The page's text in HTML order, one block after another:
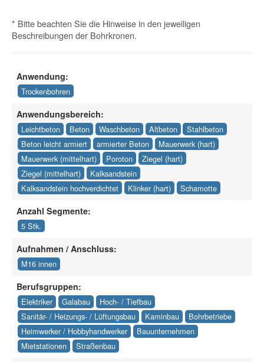
* Bitte beachten Sie die Hinweise in den jeweiligen
Beschreibungen der Bohrkronen.
Anwendung:
Trockenbohren
Anwendungsbereich:
Leichtbeton Beton Waschbeton Altbeton
Stahlbeton
Beton leicht armiert
armierter Beton
Mauerwerk (hart)
Mauerwerk (mittelhart)
Poroton
Ziegel (hart)
Ziegel (mittelhart)
Kalksandstein
Kalksandstein hochverdichtet
Klinker (hart) Schamotte
Anzahl Segmente:
5 Stk.
Aufnahmen / Anschluss:
M16 innen
Berufsgruppen:
Elektriker Galabau
Hoch- / Tiefbau
Sanitär- / Heizungs- / Lüftungsbau
Kaminbau
Bohrbetriebe
Heimwerker / Hobbyhandwerker
Bauunternehmen
Mietstationen
Straßenbau